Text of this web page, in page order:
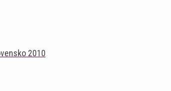
2010